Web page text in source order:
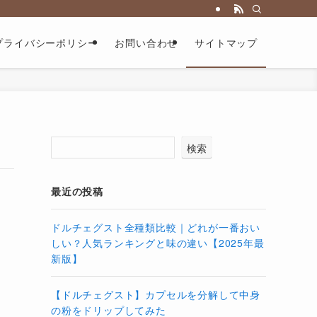
ライバシーポリシー お問い合わせ サイトマップ
検索
最近の投稿
ドルチェグスト全種類比較｜どれが一番おい
しい？人気ランキングと味の違い【2025年最
新版】
【ドルチェグスト】カプセルを分解して中身
の粉をドリップしてみた